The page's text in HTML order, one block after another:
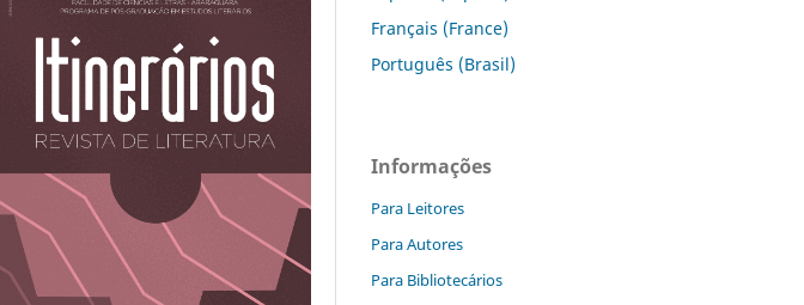
Français (France)
Português (Brasil)
Informações
Para Leitores
Para Autores
Para Bibliotecários